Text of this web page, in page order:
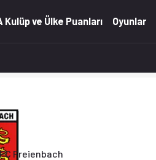
Kulüp ve Ülke Puanları Oyunlar
FC Freienbach